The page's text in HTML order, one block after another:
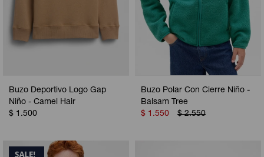
Buzo Deportivo Logo Gap
Niño - Camel Hair
$ 1.500
Buzo Polar Con Cierre Niño -
Balsam Tree
$ 1.550 $ 2.550